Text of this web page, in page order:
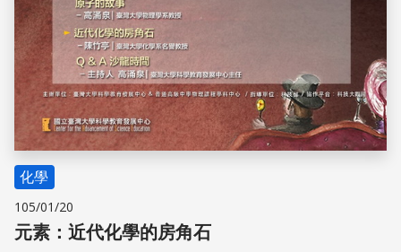
化學
105/01/20
元素：近代化學的房角石